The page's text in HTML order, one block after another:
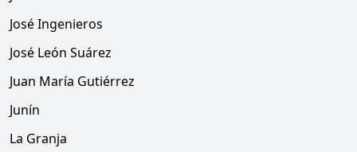
José Ingenieros
José León Suárez
Juan María Gutiérrez
Junín
La Granja